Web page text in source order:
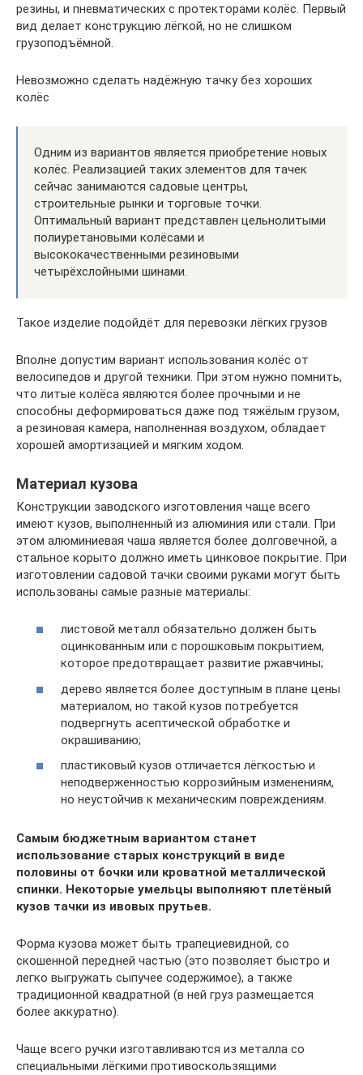
резины, и пневматических с протекторами колёс. Первый
вид делает конструкцию лёгкой, но не слишком
грузоподъёмной.
Невозможно сделать надёжную тачку без хороших
колёс
Одним из вариантов является приобретение новых
колёс. Реализацией таких элементов для тачек
сейчас занимаются садовые центры,
строительные рынки и торговые точки.
Оптимальный вариант представлен цельнолитыми
полиуретановыми колёсами и
высококачественными резиновыми
четырёхслойными шинами.
Такое изделие подойдёт для перевозки лёгких грузов
Вполне допустим вариант использования колёс от
велосипедов и другой техники. При этом нужно помнить,
что литые колёса являются более прочными и не
способны деформироваться даже под тяжёлым грузом,
а резиновая камера, наполненная воздухом, обладает
хорошей амортизацией и мягким ходом.
Материал кузова
Конструкции заводского изготовления чаще всего
имеют кузов, выполненный из алюминия или стали. При
этом алюминиевая чаша является более долговечной, а
стальное корыто должно иметь цинковое покрытие. При
изготовлении садовой тачки своими руками могут быть
использованы самые разные материалы:
листовой металл обязательно должен быть
оцинкованным или с порошковым покрытием,
которое предотвращает развитие ржавчины;
дерево является более доступным в плане цены
материалом, но такой кузов потребуется
подвергнуть асептической обработке и
окрашиванию;
пластиковый кузов отличается лёгкостью и
неподверженностью коррозийным изменениям,
но неустойчив к механическим повреждениям.
Самым бюджетным вариантом станет
использование старых конструкций в виде
половины от бочки или кроватной металлической
спинки. Некоторые умельцы выполняют плетёный
кузов тачки из ивовых прутьев.
Форма кузова может быть трапециевидной, со
скошенной передней частью (это позволяет быстро и
легко выгружать сыпучее содержимое), а также
традиционной квадратной (в ней груз размещается
более аккуратно).
Чаще всего ручки изготавливаются из металла со
специальными лёгкими противоскользящими